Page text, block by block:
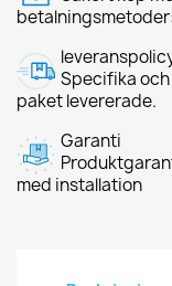
Specifika och
paket levererade.
Garanti
med installation